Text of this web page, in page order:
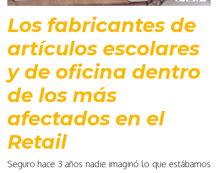
Los fabricantes de
artículos escolares
y de oficina dentro
de los más
afectados en el
Retail
Seguro hace 3 años nadie imaginó lo que estábamos